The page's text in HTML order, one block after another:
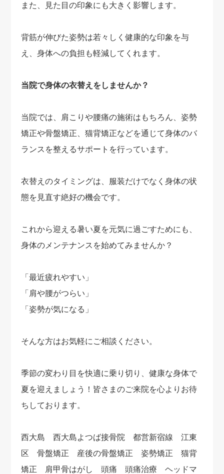
また、見た目の印象にも大きく影響します。
背筋が伸びた姿勢は若々しく健康的な印象を与
え、身体への負担も軽減してくれます。
当院で身体の衣替えをしませんか？
当院では、肩こりや腰痛の施術はもちろん、姿勢
矯正や骨盤矯正、猫背矯正などを通じて身体のバ
ランスを整えるサポートを行っています。
衣替えのタイミングは、服装だけでなく身体の状
態を見直す絶好の機会です。
これから迎える暑い夏を元気に過ごすためにも、
身体のメンテナンスを始めてみませんか？
「最近疲れやすい」
「肩や腰がつらい」
「姿勢が気になる」
そんな方はお気軽にご相談ください。
季節の変わり目を快適に乗り切り、健康な身体で
夏を迎えましょう！皆さまのご来院を心よりお待
ちしております。
西大島 西大島よつば接骨院 都営新宿線 江東
区 骨盤矯正 産後の骨盤矯正 姿勢矯正 猫背
矯正 肩甲骨はがし 頭痛 頭痛治療 ヘッドマ